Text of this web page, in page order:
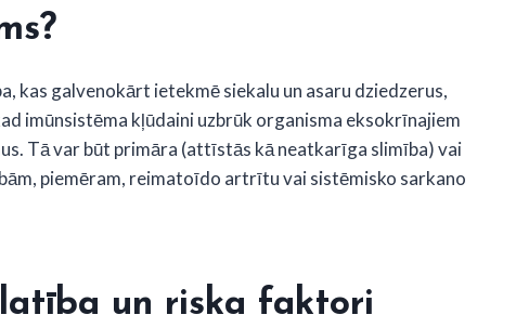
kas galvenokārt ietekmē siekalu un asaru dziedzerus,
imūnsistēma kļūdaini uzbrūk organisma eksokrīnajiem
Tā var būt primāra (attīstās kā neatkarīga slimība) vai
piemēram, reimatoīdo artrītu vai sistēmisko sarkano
un riska faktori